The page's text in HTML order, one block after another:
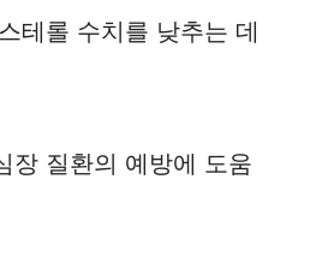
테롤 수치를 낮추는 데
장 질환의 예방에 도움